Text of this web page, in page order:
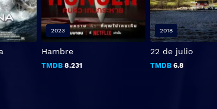
Hambre
TMDB8.231
2023
22 de julio
TMDB6.8
2018